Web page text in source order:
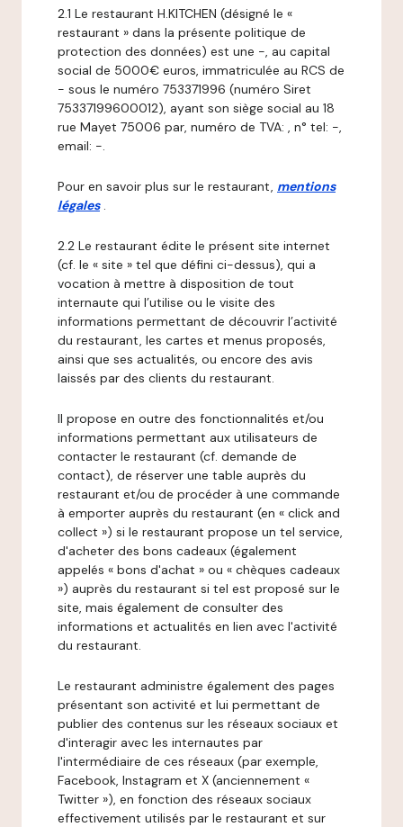
2.1 Le restaurant H.KITCHEN (désigné le «
restaurant » dans la présente politique de
protection des données) est une -, au capital
social de 5000€ euros, immatriculée au RCS de
- sous le numéro 753371996 (numéro Siret
75337199600012), ayant son siège social au 18
rue Mayet 75006 par, numéro de TVA: , n° tel: -,
email: -.
Pour en savoir plus sur le restaurant, mentions
légales .
2.2 Le restaurant édite le présent site internet
(cf. le « site » tel que défini ci-dessus), qui a
vocation à mettre à disposition de tout
internaute qui l’utilise ou le visite des
informations permettant de découvrir l’activité
du restaurant, les cartes et menus proposés,
ainsi que ses actualités, ou encore des avis
laissés par des clients du restaurant.
Il propose en outre des fonctionnalités et/ou
informations permettant aux utilisateurs de
contacter le restaurant (cf. demande de
contact), de réserver une table auprès du
restaurant et/ou de procéder à une commande
à emporter auprès du restaurant (en « click and
collect ») si le restaurant propose un tel service,
d'acheter des bons cadeaux (également
appelés « bons d'achat » ou « chèques cadeaux
») auprès du restaurant si tel est proposé sur le
site, mais également de consulter des
informations et actualités en lien avec l'activité
du restaurant.
Le restaurant administre également des pages
présentant son activité et lui permettant de
publier des contenus sur les réseaux sociaux et
d'interagir avec les internautes par
l'intermédiaire de ces réseaux (par exemple,
Facebook, Instagram et X (anciennement «
Twitter »), en fonction des réseaux sociaux
effectivement utilisés par le restaurant et sur